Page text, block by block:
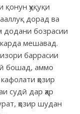
ҳуқуқи
дорад ва
додани бозрасии
карда мешавад.
баррасии
бошад, аммо
ҳозир
судӣ дар ҳар
ҳозир шудан